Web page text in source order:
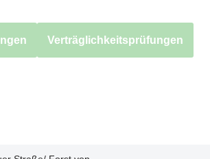
Verträglichkeitsprüfungen